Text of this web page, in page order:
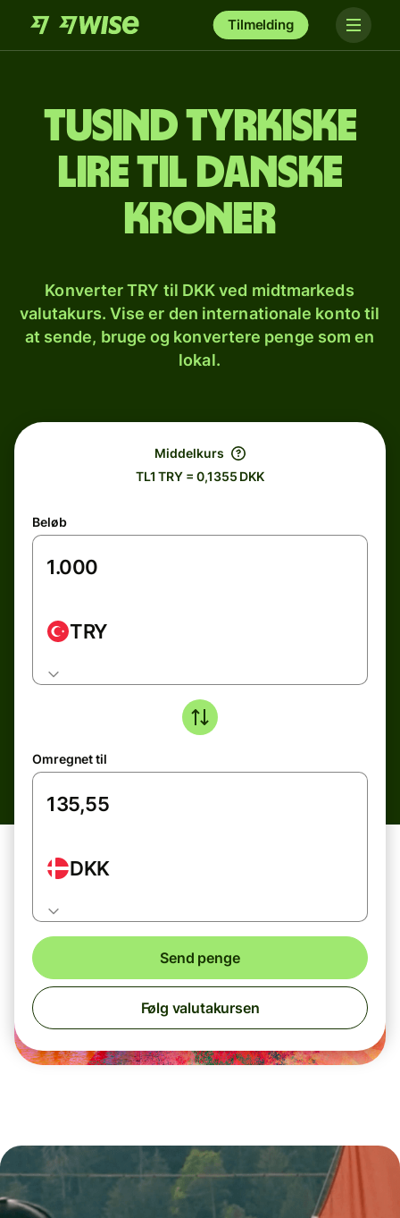
Tilmelding
tusind tyrkiske
lire til danske
kroner
Konverter TRY til DKK ved midtmarkeds
valutakurs. Vise er den internationale konto til
at sende, bruge og konvertere penge som en
lokal.
Middelkurs
TL1 TRY = 0,1355 DKK
Beløb
TRY
Omregnet til
DKK
Send penge
Følg valutakursen